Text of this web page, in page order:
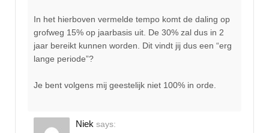
In het hierboven vermelde tempo komt de daling op
grofweg 15% op jaarbasis uit. De 30% zal dus in 2
jaar bereikt kunnen worden. Dit vindt jij dus een “erg
lange periode”?
Je bent volgens mij geestelijk niet 100% in orde.
Niek says: